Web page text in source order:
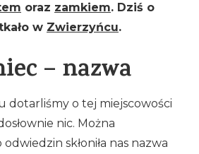
oraz zamkiem. Dziś o
w Zwierzyńcu.
– nazwa
dotarliśmy o tej miejscowości
nic. Można
skłoniła nas nazwa